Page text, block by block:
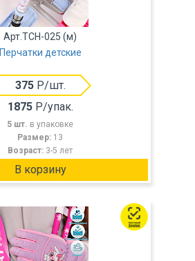
Арт.TCH-025 (м)
Перчатки детские
375Р/шт.
1875Р/упак.
5 шт. в упаковке
Размер: 13
Возраст: 3-5 лет